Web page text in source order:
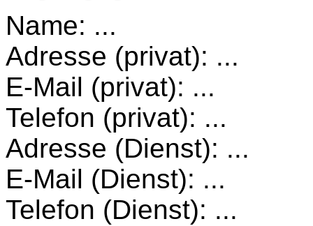
Name: ...
Adresse (privat): ...
E-Mail (privat): ...
Telefon (privat): ...
Adresse (Dienst): ...
E-Mail (Dienst): ...
Telefon (Dienst): ...